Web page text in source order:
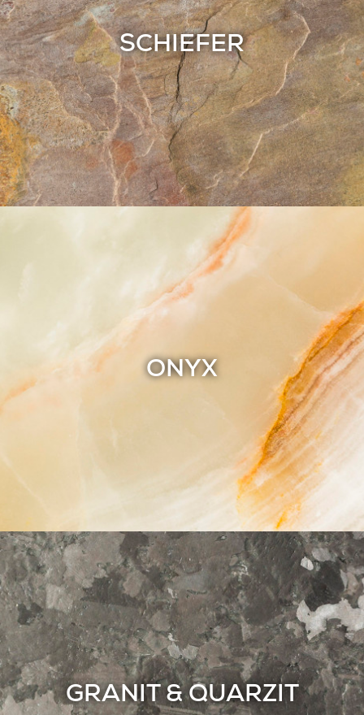
SCHIEFER
ONYX
GRANIT & QUARZIT